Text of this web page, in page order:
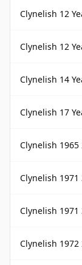
Clynelish 12
Clynelish 12
Clynelish 14
Clynelish 17
Clynelish 1965
Clynelish 1971 35
Clynelish 1971 36
Clynelish 1972